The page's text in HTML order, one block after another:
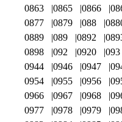
0863
0865 0866
0877
0879 088
0889
089 0892
0898
092 0920 093
0944
0946 0947
0954
0955 0956
0966
0967 0968
0977
0978 0979